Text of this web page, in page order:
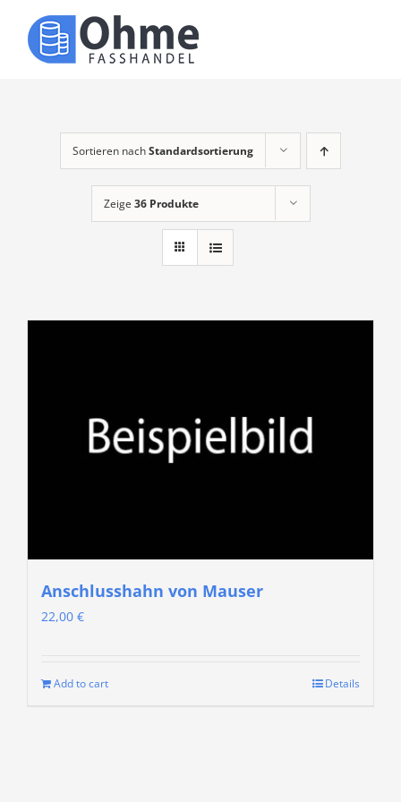
Inhalt
springen
Produkte
Kontakt
Sortieren nachStandardsortierung
Zeige 36 Produkte
Anschlusshahn von Mauser
22,00 €
Add to cart Details